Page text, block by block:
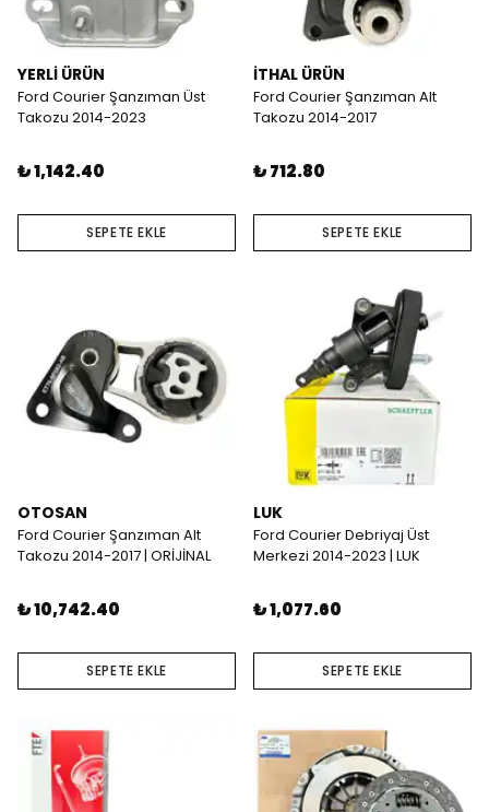
YERLİ ÜRÜN
Ford Courier Şanzıman Üst
Takozu 2014-2023
₺ 1,142.40
SEPETE EKLE
İTHAL ÜRÜN
Ford Courier Şanzıman Alt
Takozu 2014-2017
₺ 712.80
SEPETE EKLE
OTOSAN
Ford Courier Şanzıman Alt
Takozu 2014-2017 | ORİJİNAL
₺ 10,742.40
SEPETE EKLE
LUK
Ford Courier Debriyaj Üst
Merkezi 2014-2023 | LUK
₺ 1,077.60
SEPETE EKLE